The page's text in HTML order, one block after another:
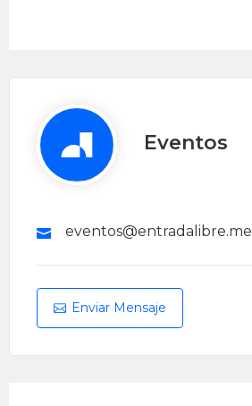
Eventos
eventos@entradalibre.me
Enviar Mensaje